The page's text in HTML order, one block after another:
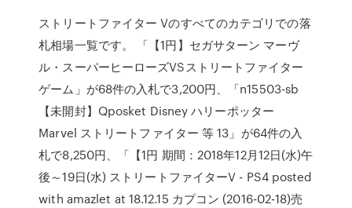
ストリートファイター Vのすべてのカテゴリでの落
札相場一覧です。 「【1円】セガサターン マーヴ
ル・スーパーヒーローズVSストリートファイター
ゲーム」が68件の入札で3,200円、「n15503-sb
【未開封】Qposket Disney ハリーポッター
Marvel ストリートファイター 等 13」が64件の入
札で8,250円、「【1円 期間：2018年12月12日(水)午
後～19日(水) ストリートファイターV - PS4 posted
with amazlet at 18.12.15 カプコン (2016-02-18)売